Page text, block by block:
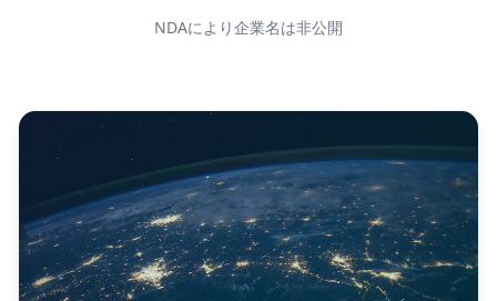
NDAにより企業名は非公開